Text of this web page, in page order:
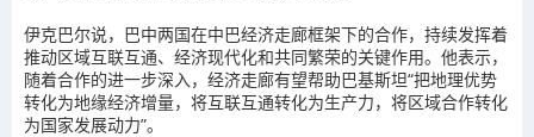
伊克巴尔说，巴中两国在中巴经济走廊框架下的合作，持续发挥着
推动区域互联互通、经济现代化和共同繁荣的关键作用。他表示，
随着合作的进一步深入，经济走廊有望帮助巴基斯坦“把地理优势
转化为地缘经济增量，将互联互通转化为生产力，将区域合作转化
为国家发展动力”。